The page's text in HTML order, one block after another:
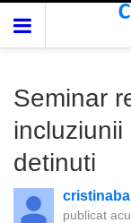
Seminar
detinuti
publicat